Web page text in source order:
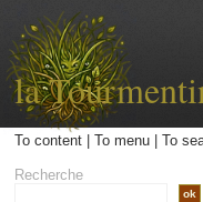
la
To content| To menu| To
Recherche